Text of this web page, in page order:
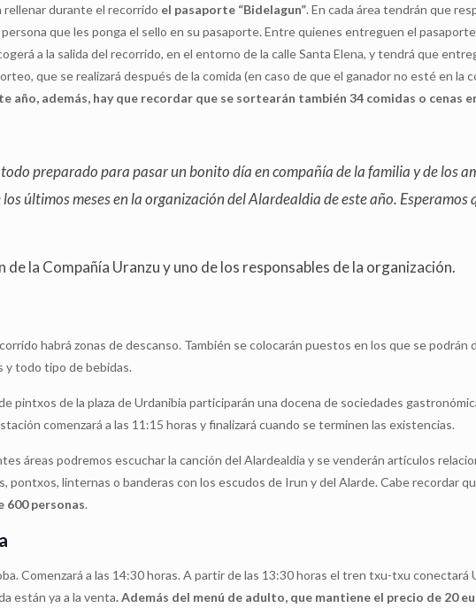
rellenar durante el recorrido el pasaporte “Bidelagun”. En cada área tendrán que
que les ponga el sello en su pasaporte. Entre quienes entreguen el
a la salida del recorrido, en el entorno de la calle Santa Elena, y tendrá que
que se realizará después de la comida (en caso de que el ganador no esté en la
año, además, hay que recordar que se sortearán también 34 comidas o cenas
preparado para pasar un bonito día en compañía de la familia y de los
últimos meses en la organización del Alardealdia de este año. Esperamos
de la Compañía Uranzu y uno de los responsables de la organización.
habrá zonas de descanso. También se colocarán puestos en los que se
y todo tipo de bebidas.
pintxos de la plaza de Urdanibia participarán una docena de sociedades
comenzará a las 11:15 horas y finalizará cuando se terminen las existencias.
áreas podremos escuchar la canción del Alardealdia y se venderán artículos
pontxos, linternas o banderas con los escudos de Irun y del Alarde. Cabe recordar
personas.
Comenzará a las 14:30 horas. A partir de las 13:30 horas el tren txu-txu conectará
están ya a la venta. Además del menú de adulto, que mantiene el precio de 20